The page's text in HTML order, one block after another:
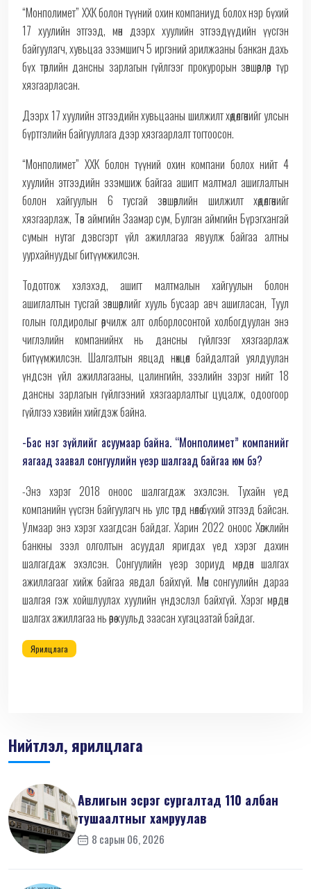
“Монполимет” ХХК болон түүний охин компаниуд болох нэр бүхий
17 хуулийн этгээд, мөн дээрх хуулийн этгээдүүдийн үүсгэн
байгуулагч, хувьцаа эзэмшигч 5 иргэний арилжааны банкан дахь
бүх төрлийн дансны зарлагын гүйлгээг прокурорын зөвшөөрлөөр түр
хязгаарласан.
Дээрх 17 хуулийн этгээдийн хувьцааны шилжилт хөдөлгөөнийг улсын
бүртгэлийн байгууллага дээр хязгаарлалт тогтоосон.
“Монполимет” ХХК болон түүний охин компани болох нийт 4
хуулийн этгээдийн эзэмшиж байгаа ашигт малтмал ашиглалтын
болон хайгуулын 6 тусгай зөвшөөрлийн шилжилт хөдөлгөөнийг
хязгаарлаж, Төв аймгийн Заамар сум, Булган аймгийн Бүрэгхангай
сумын нутаг дэвсгэрт үйл ажиллагаа явуулж байгаа алтны
уурхайнуудыг битүүмжилсэн.
Тодотгож хэлэхэд, ашигт малтмалын хайгуулын болон
ашиглалтын тусгай зөвшөөрлийг хууль бусаар авч ашигласан, Туул
голын голдиролыг өөрчилж алт олборлосонтой холбогдуулан энэ
чиглэлийн компанийнх нь дансны гүйлгээг хязгаарлаж
битүүмжилсэн. Шалгалтын явцад нөхцөл байдалтай уялдуулан
үндсэн үйл ажиллагааны, цалингийн, зээлийн зэрэг нийт 18
дансны зарлагын гүйлгээний хязгаарлалтыг цуцалж, одоогоор
гүйлгээ хэвийн хийгдэж байна.
-Бас нэг зүйлийг асуумаар байна. “Монполимет” компанийг
яагаад заавал сонгуулийн үеэр шалгаад байгаа юм бэ?
-Энэ хэрэг 2018 оноос шалгагдаж эхэлсэн. Тухайн үед
компанийн үүсгэн байгуулагч нь улс төрд нөлөө бүхий этгээд байсан.
Улмаар энэ хэрэг хаагдсан байдаг. Харин 2022 оноос Хөгжлийн
банкны зээл олголтын асуудал яригдах үед хэрэг дахин
шалгагдаж эхэлсэн. Сонгуулийн үеэр зориуд мөрдөн шалгах
ажиллагааг хийж байгаа явдал байхгүй. Мөн сонгуулийн дараа
шалгая гэж хойшлуулах хуулийн үндэслэл байхгүй. Хэрэг мөрдөн
шалгах ажиллагаа нь өөрөө хуульд заасан хугацаатай байдаг.
Ярилцлага
Нийтлэл, ярилцлага
Авлигын эсрэг сургалтад 110 албан
тушаалтныг хамруулав
8 сарын 06, 2026